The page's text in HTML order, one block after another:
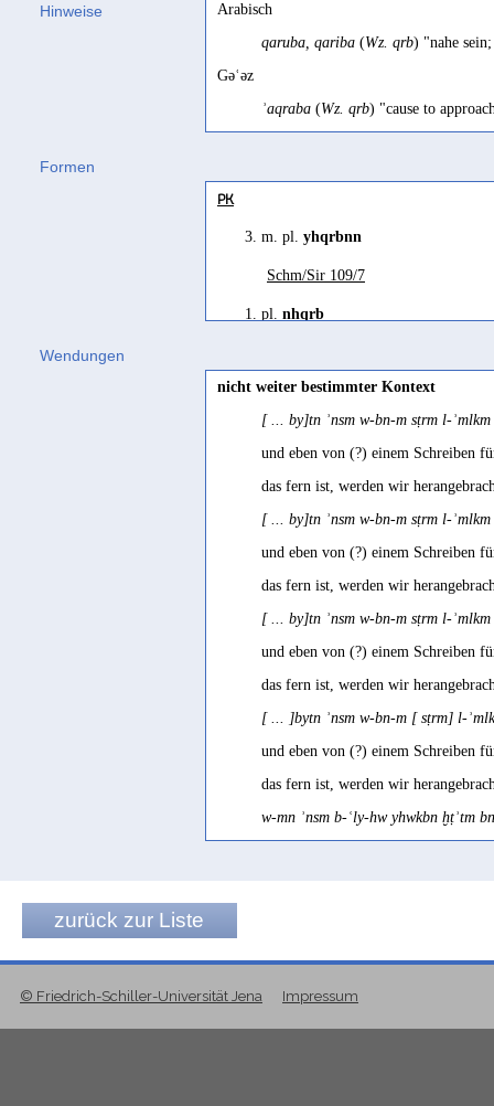
Hinweise
Arabisch
qaruba, qariba (Wz. qrb) "nahe
Gəʿəz
ʾaqraba (Wz. qrb) "cause to
Hebräisch
qaraḇ (Wz. qrb) "sich nähern"
Jemenitisch-Arabisch
garab(Wz. qrb
eḳórub(Wz. qrb) "to bring near,
Formen
PK
3. m. pl. yhqrbnn
Schm/Sir 109/7
1. pl. nhqrb
Wendungen
nicht weiter bestimmter Kontext
[ ... by]tn ʾnsm w-bn-m sṭrm l-
und eben von (?) einem Schreiben
das fern ist, werden wir
[ ... by]tn ʾnsm w-bn-m sṭrm l-
und eben von (?) einem Schreiben
das fern ist, werden wir
[ ... by]tn ʾnsm w-bn-m sṭrm l-
und eben von (?) einem Schreiben
das fern ist, werden wir
[ ... ]bytn ʾnsm w-bn-m [ sṭrm] l-
und eben von (?) einem Schreiben
das fern ist, werden wir
w-mn ʾnsm b-ʿly-hw yhwkbn ḫṭʾtm
zurück zur Liste
© Friedrich-Schiller-Universität Jena Impressum